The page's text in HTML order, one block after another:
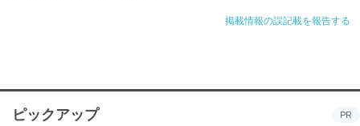
掲載情報の誤記載を報告する
ピックアップ PR